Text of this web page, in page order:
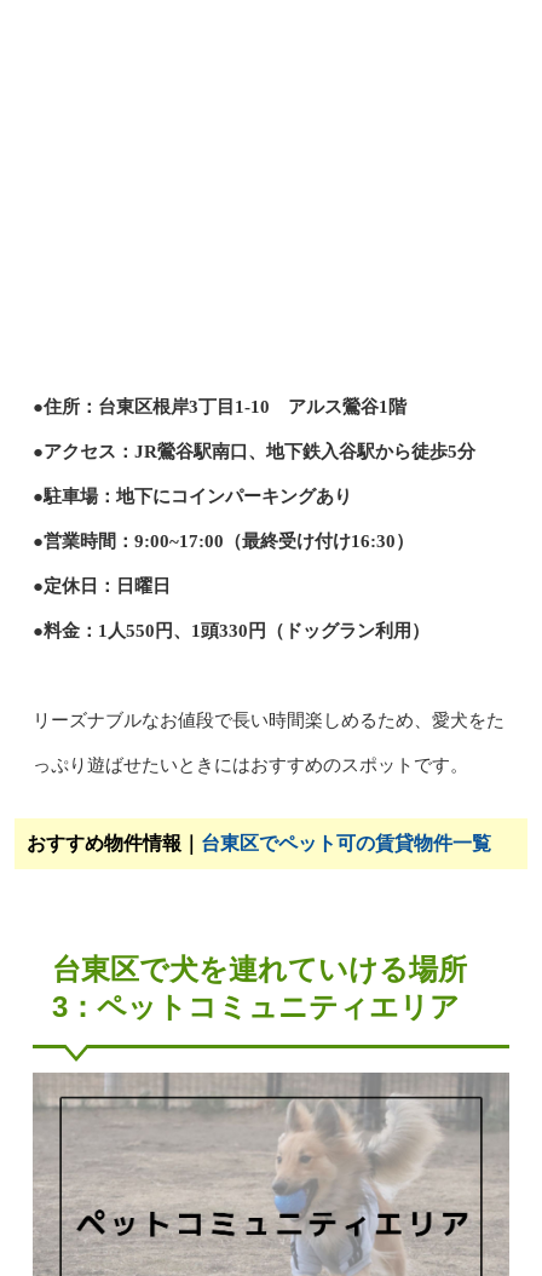
●住所：台東区根岸3丁目1-10 アルス鶯谷1階
●アクセス：JR鶯谷駅南口、地下鉄入谷駅から徒歩5分
●駐車場：地下にコインパーキングあり
●営業時間：9:00~17:00（最終受け付け16:30）
●定休日：日曜日
●料金：1人550円、1頭330円（ドッグラン利用）
リーズナブルなお値段で長い時間楽しめるため、愛犬をた
っぷり遊ばせたいときにはおすすめのスポットです。
おすすめ物件情報｜ 台東区でペット可の賃貸物件一覧
台東区で犬を連れていける場所
3：ペットコミュニティエリア